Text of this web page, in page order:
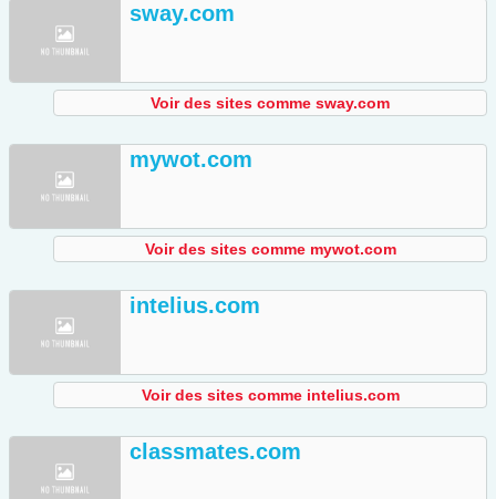
sway.com
Voir des sites comme sway.com
mywot.com
Voir des sites comme mywot.com
intelius.com
Voir des sites comme intelius.com
classmates.com